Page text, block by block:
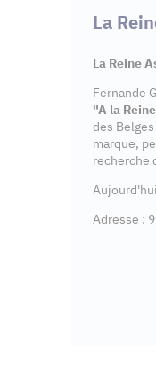
La
La Reine
Fernande
"A la
des
marque,
recherche
Adresse :